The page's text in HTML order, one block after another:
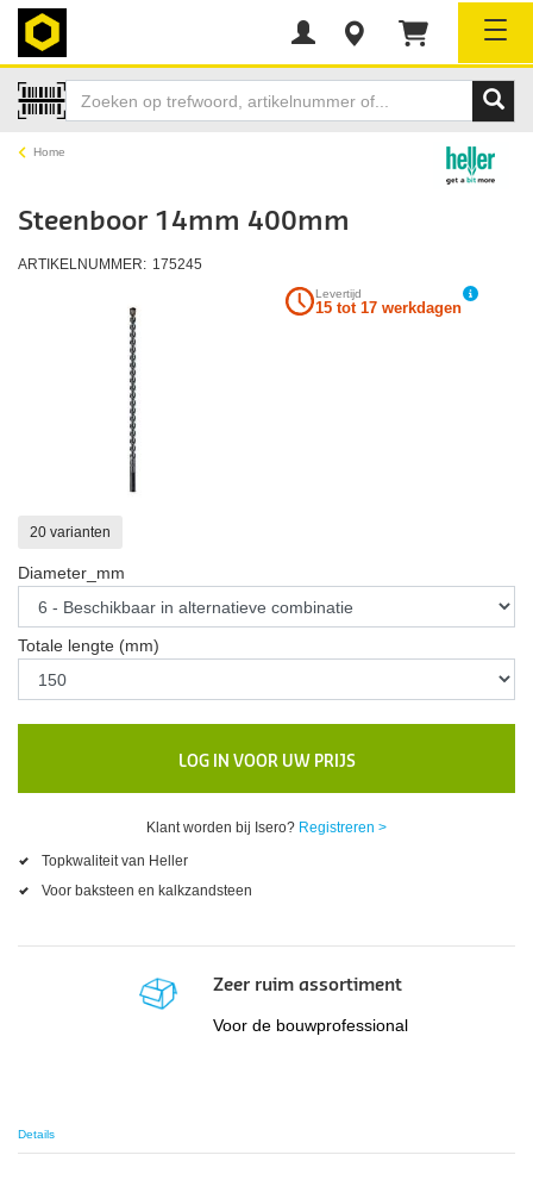
Home
Steenboor 14mm 400mm
ARTIKELNUMMER: 175245
Levertijd
15 tot 17 werkdagen
20 varianten
Diameter_mm
Totale lengte (mm)
LOG IN VOOR UW PRIJS
Klant worden bij Isero? Registreren >
Topkwaliteit van Heller
Voor baksteen en kalkzandsteen
Zeer ruim assortiment
Voor de bouwprofessional
Details